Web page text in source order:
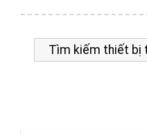
Tìm kiếm thiết bị